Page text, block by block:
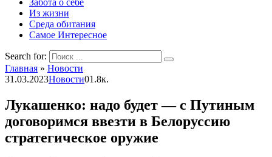
Забота о себе
Из жизни
Среда обитания
Самое Интересное
Search for:
Главная » Новости
31.03.2023Новости01.8к.
Лукашенко: надо будет — с Путиным
договоримся ввезти в Белоруссию
стратегическое оружие